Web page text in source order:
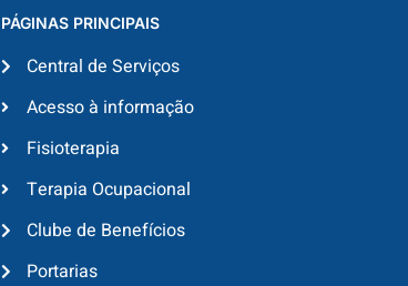
PÁGINAS PRINCIPAIS
Central de Serviços
Acesso à informação
Fisioterapia
Terapia Ocupacional
Clube de Benefícios
Portarias